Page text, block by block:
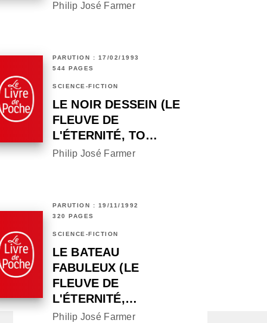
Philip José Farmer
PARUTION : 17/02/1993
544 PAGES
SCIENCE-FICTION
LE NOIR DESSEIN (LE
FLEUVE DE
L'ÉTERNITÉ, TO…
Philip José Farmer
PARUTION : 19/11/1992
320 PAGES
SCIENCE-FICTION
LE BATEAU
FABULEUX (LE
FLEUVE DE
L'ÉTERNITÉ,…
Philip José Farmer